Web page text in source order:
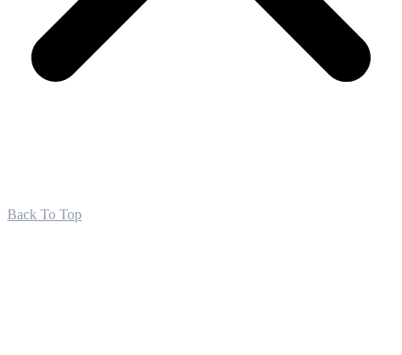
Back To Top